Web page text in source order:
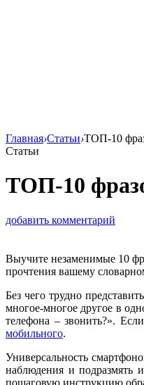
Главная›Статьи›ТОП-10
Статьи
ТОП-10
добавить комментарий
Выучите незаменимые 10
прочтения вашему
Без чего трудно
многое-многое другое в
телефона – звонить?».
мобильного.
Универсальность
наблюдения и подразмять
пошаговую инструкцию